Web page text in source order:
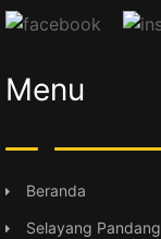
Menu
Beranda
Selayang Pandang